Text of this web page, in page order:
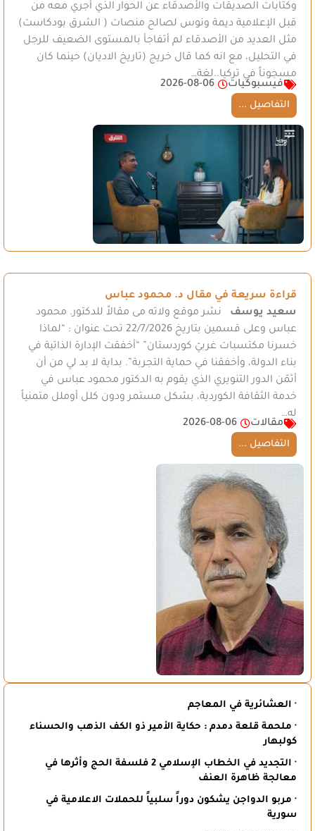
وكتابات الصديقات والأصدقاء عن الحوار الذي أجري معه من
قبل الإعلامية ديمة ونوس لصالح منصات ( الشرق بودكاست)
مثل العديد من الأصدقاء لم أتفاجأ بالمستوى الضعيف للرجل
في التحليل، مع انه كما قال خريج (تاريخ الاديان) حينما كان
مسجوناً في تركيا..لغة…
فيسبوكيات
2026-08-06
التفاصيل ...
قراءة سريعة في مقال د. محمود عباس
سعيد يوسف
نشر موقع ولاته مى مقالاً للدكتور. محمود
عباس وعلى قسمين بتاريخ 22/7/2026 تحت عنوان : “لماذا
خسرنا مكتسبات غربيّ كوردستان” “أخفقت الإدارة الذاتية في
بناء الدولة، وأخفقنا في حماية التجربة”. بداية لا بد لي من أن
أثمّن الدور التنويري الذي يقوم به الدكتور محمود عباس في
خدمة الثقافة الكوردية، بشكل مستمر ودون كلل أوملل متمنياً
له…
مقالات
2026-08-06
التفاصيل ...
· العشائرية في المعاجم
· ملحمة قلعة دمدم : حكاية الأمير ذو الكف الذهب والحسناء
كولبهار
· التجديد في الخطاب الإسلامي 2 فلسفة الحج وأثرها في
معالجة ظاهرة العنف
· مربو الدواجن يشكون دوراً سلبياً للحملات الاعلامية في
سورية